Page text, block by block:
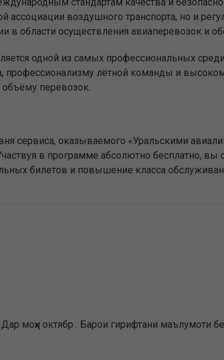
ассоциации воздушного транспорта, но и
в области осуществления авиаперевозок и
одной из самых профессиональных
профессионализму лётной команды и
перевозок.
сервиса, оказываемого «Уральскими
в программе абсолютно бесплатно, вы
билетов и повышение класса
моҳи октябр . Барои гирифтани маълумоти